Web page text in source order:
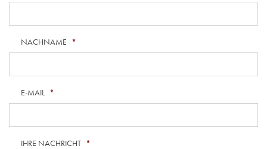
NACHNAME *
E-MAIL *
IHRE NACHRICHT *